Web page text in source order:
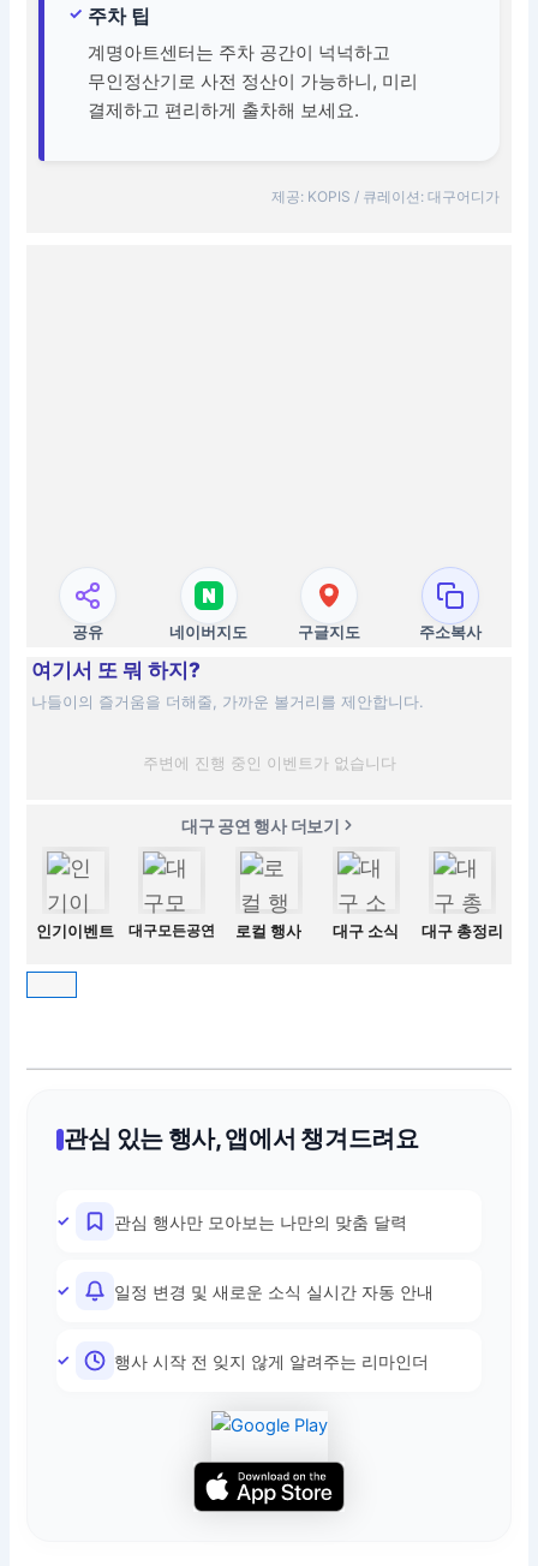
주차 팁
계명아트센터는 주차 공간이 넉넉하고
무인정산기로 사전 정산이 가능하니, 미리
결제하고 편리하게 출차해 보세요.
제공: KOPIS / 큐레이션: 대구어디가
공유 네이버지도 구글지도 주소복사
여기서 또 뭐 하지?
나들이의 즐거움을 더해줄, 가까운 볼거리를 제안합니다.
주변에 진행 중인 이벤트가 없습니다
대구 공연 행사 더보기
인기이벤트 대구모든공연 로컬 행사 대구 소식 대구 총정리
관심 있는 행사, 앱에서 챙겨드려요
관심 행사만 모아보는 나만의 맞춤 달력
일정 변경 및 새로운 소식 실시간 자동 안내
행사 시작 전 잊지 않게 알려주는 리마인더